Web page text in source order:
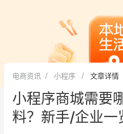
有
新
面对面聊增长
新零售大会 新
电商资讯 小程序 文章详情
小程序商城需要
料？新手/企业一